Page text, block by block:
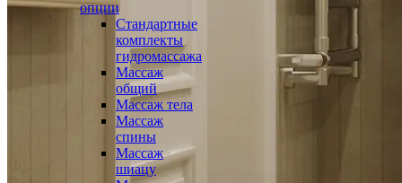
опции
Стандартные
комплекты
гидромассажа
Массаж
общий
Массаж тела
Массаж
спины
Массаж
шиацу